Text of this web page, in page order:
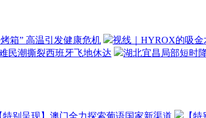
箱” 高温引发健康危机 视线｜HYROX的吸金
民潮撕裂西班牙飞地休达 湖北宜昌局部短时
特别呈现】澳门全力探索葡语国家新渠道 【